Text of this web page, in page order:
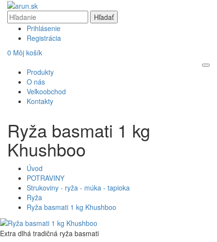
Prihlásenie
Registrácia
0 Môj košík
Produkty
O nás
Veľkoobchod
Kontakty
Ryža basmati 1 kg
Khushboo
Úvod
POTRAVINY
Strukoviny - ryža - múka - tapioka
Ryža
Ryža basmati 1 kg Khushboo
Extra dlhá tradičná ryža basmati